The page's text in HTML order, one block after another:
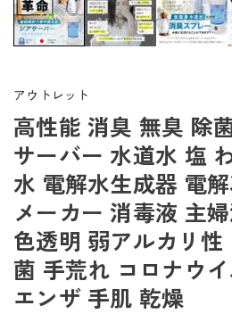
アウトレット
高性能 消臭 無臭 除
サーバー 水道水 塩
水 電解水生成器 電
メーカー 消毒液 主
色透明 弱アルカリ性
菌 手荒れ コロナウ
エンザ 手肌 乾燥